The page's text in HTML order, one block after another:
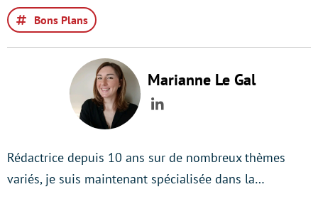
Bons Plans
Marianne Le Gal
LinkedIn
Rédactrice depuis 10 ans sur de nombreux thèmes
variés, je suis maintenant spécialisée dans la…